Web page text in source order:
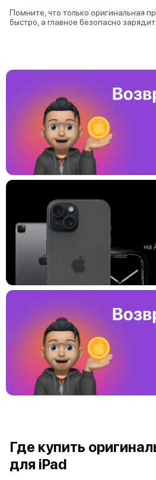
Помните, что только оригинальная
быстро, а главное безопасно
Где купить
для iPad